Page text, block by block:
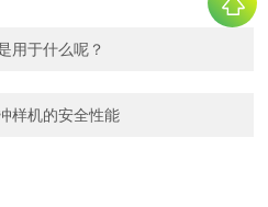
用于什么呢？
样机的安全性能